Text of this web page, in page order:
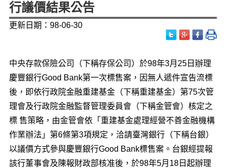
行議價結果公告
更新日期：98-06-30
中央存款保險公司（下稱存保公司）於98年3月25日辦理
慶豐銀行Good Bank第一次標售案，因無人遞件宣告流標
後，即依行政院金融重建基金（下稱重建基金）第75次管
理會及行政院金融監督管理委員會（下稱金管會）核定之
標 售策略，由金管會依「重建基金處理經營不善金融機構
作業辦法」第6條第3項規定，洽請臺灣銀行（下稱台銀）
以議價方式參與慶豐銀行Good Bank標售案。台銀經提報
該行董事會及陳報財政部核准後，於98年5月18日起辦理